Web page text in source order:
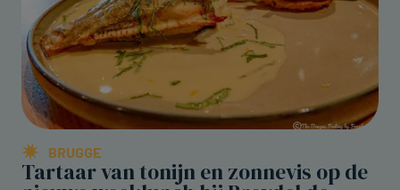
BRUGGE
Tartaar van tonijn en zonnevis op de